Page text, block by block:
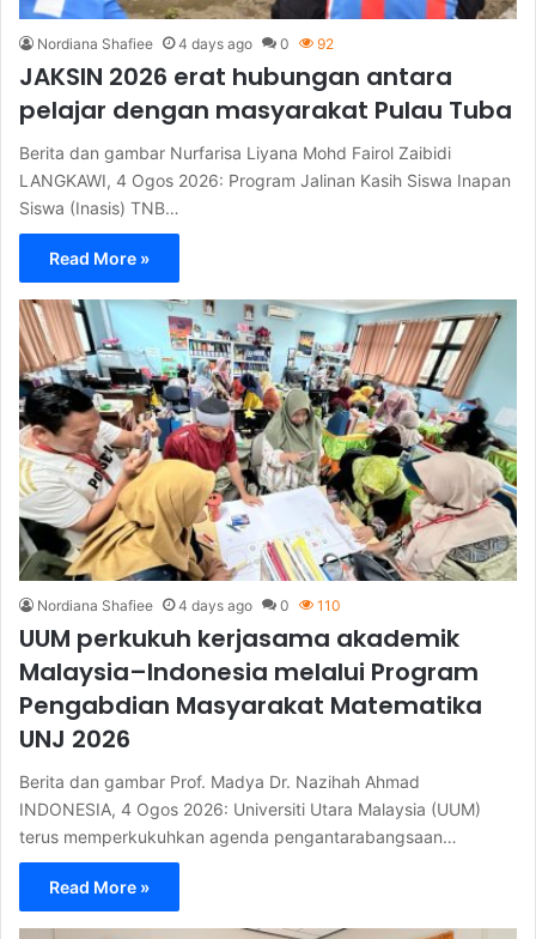
Nordiana Shafiee 4 days ago 0 92
JAKSIN 2026 erat hubungan antara
pelajar dengan masyarakat Pulau Tuba
Berita dan gambar Nurfarisa Liyana Mohd Fairol Zaibidi
LANGKAWI, 4 Ogos 2026: Program Jalinan Kasih Siswa Inapan
Siswa (Inasis) TNB…
Read More »
Nordiana Shafiee 4 days ago 0 110
UUM perkukuh kerjasama akademik
Malaysia–Indonesia melalui Program
Pengabdian Masyarakat Matematika
UNJ 2026
Berita dan gambar Prof. Madya Dr. Nazihah Ahmad
INDONESIA, 4 Ogos 2026: Universiti Utara Malaysia (UUM)
terus memperkukuhkan agenda pengantarabangsaan…
Read More »